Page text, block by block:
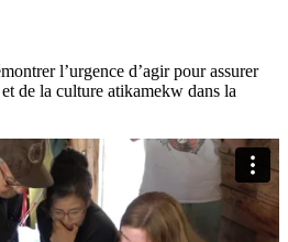
l’urgence d’agir pour assurer
de la culture atikamekw dans la